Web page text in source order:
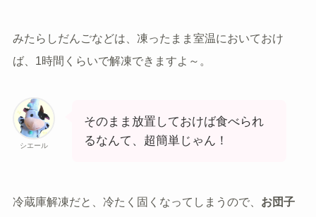
みたらしだんごなどは、凍ったまま室温においておけ
ば、1時間くらいで解凍できますよ～。
シエール
そのまま放置しておけば食べられ
るなんて、超簡単じゃん！
冷蔵庫解凍だと、冷たく固くなってしまうので、 お団子